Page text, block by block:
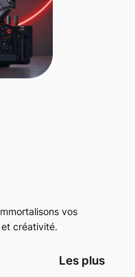
vos
créativité.
Les plus